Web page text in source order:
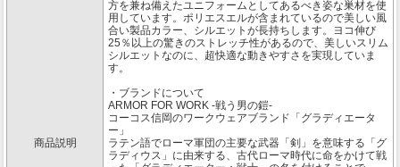
商品説明
方を兼ね備えたユニフォームとしてあるべき姿な巣材を使
用しています。ポリエスエルが含まれているので美しい風
合い製品カラー、シルエットが長持ちします。ヨコ伸び
25％以上の驚きのストレッチ性があるので、美しいスリム
シルエットなのに、超快適な動きやすさを実現していま
す。
・ブランドについて
ARMOR FOR WORK -戦う男の鎧-
コーコス信岡のワークウェアブランド「グラディエータ
ー」
ラテン語でローマ軍団の主要な武器「剣」を意味する「グ
ラディウス」に由来する、古代ローマ時代に命をかけて戦